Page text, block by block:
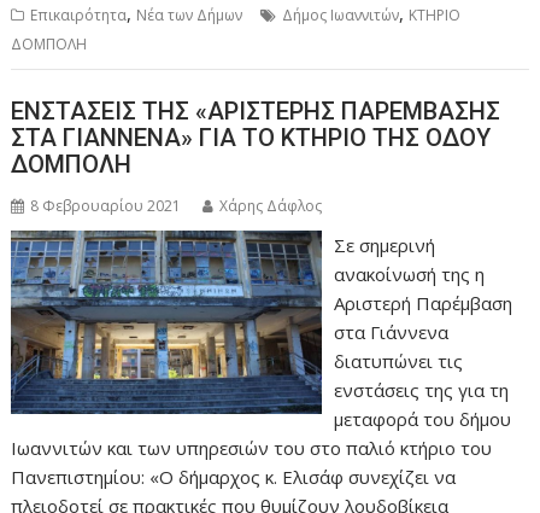
Επικαιρότητα, Νέα των Δήμων Δήμος Ιωαννιτών, ΚΤΗΡΙΟ
ΔΟΜΠΟΛΗ
ΕΝΣΤΑΣΕΙΣ ΤΗΣ «ΑΡΙΣΤΕΡΗΣ ΠΑΡΕΜΒΑΣΗΣ
ΣΤΑ ΓΙΑΝΝΕΝΑ» ΓΙΑ ΤΟ ΚΤΗΡΙΟ ΤΗΣ ΟΔΟΥ
ΔΟΜΠΟΛΗ
8 Φεβρουαρίου 2021 Χάρης Δάφλος
Σε σημερινή
ανακοίνωσή της η
Αριστερή Παρέμβαση
στα Γιάννενα
διατυπώνει τις
ενστάσεις της για τη
μεταφορά του δήμου
Ιωαννιτών και των υπηρεσιών του στο παλιό κτήριο του
Πανεπιστημίου: «Ο δήμαρχος κ. Ελισάφ συνεχίζει να
πλειοδοτεί σε πρακτικές που θυμίζουν λουδοβίκεια